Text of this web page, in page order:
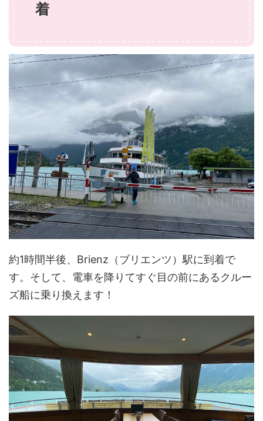
着
約1時間半後、Brienz（ブリエンツ）駅に到着で
す。そして、電車を降りてすぐ目の前にあるクルー
ズ船に乗り換えます！